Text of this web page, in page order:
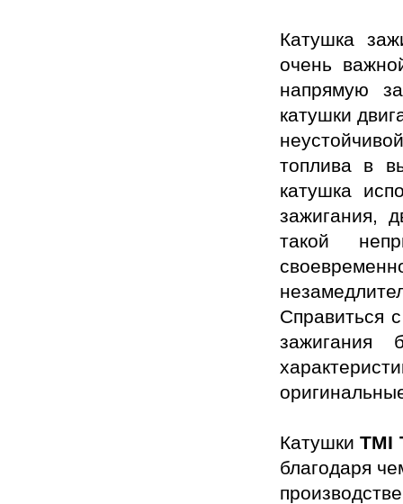
Катушка
очень
напрямую
катушки
топлива в
катушка
зажигания,
такой
Справиться
зажигания
КатушкиTMI
благодаря